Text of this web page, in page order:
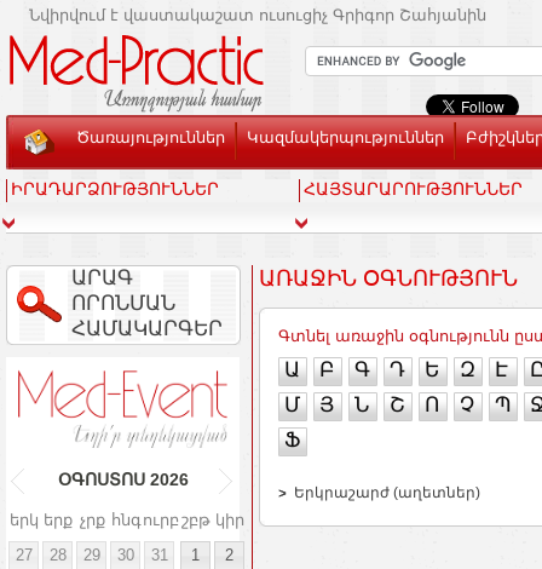
Նվիրվում է վաստակաշատ ուսուցիչ Գրիգոր Շահյանին
Ծառայություններ Կազմակերպություններ
ԻՐԱԴԱՐՁՈՒԹՅՈՒՆՆԵՐ ՀԱՅՏԱՐԱՐՈՒԹՅՈՒՆՆԵՐ
ԱՐԱԳ
ՈՐՈՆՄԱՆ
ՀԱՄԱԿԱՐԳԵՐ
ՕԳՈՍՏՈՍ 2026
երկ երք չրք հնգուրբ շբթ կիր
27
28 29 30 31 1
2
ԱՌԱՋԻՆ ՕԳՆՈՒԹՅՈՒՆ
Գտնել առաջին օգնությունն
Ա Բ Գ Դ Ե Զ Է
Մ
Յ Ն Շ Ո Չ Պ
Ֆ
Երկրաշարժ (աղետներ)